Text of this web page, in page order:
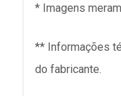
* Imagens
** Informações
do fabricante.